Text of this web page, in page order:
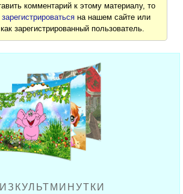
комментарий к этому материалу, то
зарегистрироваться на нашем сайте или
как зарегистрированный пользователь.